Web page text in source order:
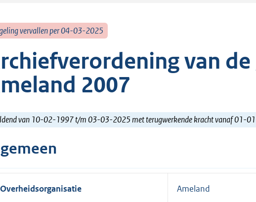
vervallen per 04-03-2025
van
2007
van 10-02-1997 t/m 03-03-2025 met terugwerkende kracht vanaf 01-
Overheidsorganisatie Ameland